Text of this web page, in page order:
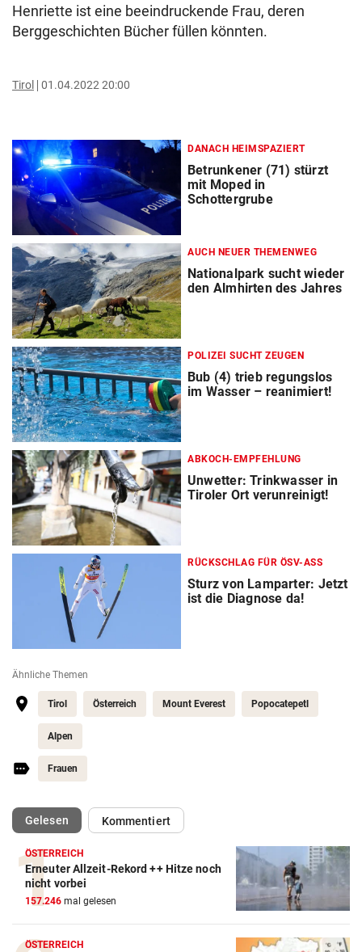
Henriette ist eine beeindruckende Frau, deren
Berggeschichten Bücher füllen könnten.
Tirol 01.04.2022 20:00
DANACH HEIMSPAZIERT
Betrunkener (71) stürzt
mit Moped in
Schottergrube
AUCH NEUER THEMENWEG
Nationalpark sucht wieder
den Almhirten des Jahres
POLIZEI SUCHT ZEUGEN
Bub (4) trieb regungslos
im Wasser – reanimiert!
ABKOCH-EMPFEHLUNG
Unwetter: Trinkwasser in
Tiroler Ort verunreinigt!
RÜCKSCHLAG FÜR ÖSV-ASS
Sturz von Lamparter: Jetzt
ist die Diagnose da!
Ähnliche Themen
Tirol Österreich Mount Everest Popocatepetl
Alpen
Frauen
Gelesen(ausgewählt)Kommentiert
ÖSTERREICH
Erneuter Allzeit-Rekord ++ Hitze noch
nicht vorbei
157.246 mal gelesen
ÖSTERREICH